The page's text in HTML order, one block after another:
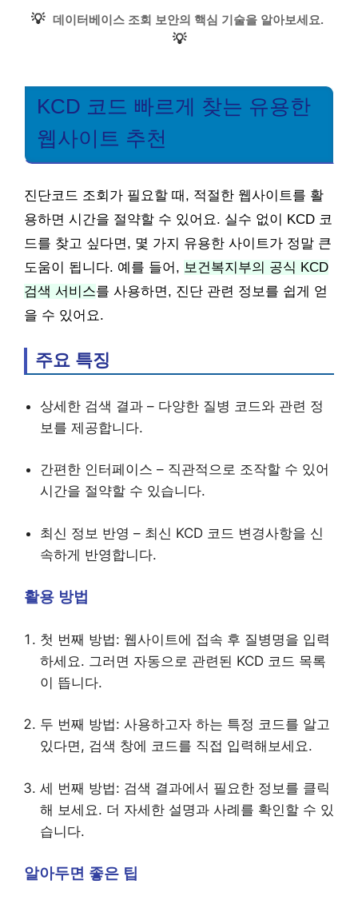
💡 데이터베이스 조회 보안의 핵심 기술을 알아보세요.
💡
KCD 코드 빠르게 찾는 유용한
웹사이트 추천
진단코드 조회가 필요할 때, 적절한 웹사이트를 활
용하면 시간을 절약할 수 있어요. 실수 없이 KCD 코
드를 찾고 싶다면, 몇 가지 유용한 사이트가 정말 큰
도움이 됩니다. 예를 들어, 보건복지부의 공식 KCD
검색 서비스를 사용하면, 진단 관련 정보를 쉽게 얻
을 수 있어요.
주요 특징
상세한 검색 결과 – 다양한 질병 코드와 관련 정
보를 제공합니다.
간편한 인터페이스 – 직관적으로 조작할 수 있어
시간을 절약할 수 있습니다.
최신 정보 반영 – 최신 KCD 코드 변경사항을 신
속하게 반영합니다.
활용 방법
첫 번째 방법: 웹사이트에 접속 후 질병명을 입력
하세요. 그러면 자동으로 관련된 KCD 코드 목록
이 뜹니다.
두 번째 방법: 사용하고자 하는 특정 코드를 알고
있다면, 검색 창에 코드를 직접 입력해보세요.
세 번째 방법: 검색 결과에서 필요한 정보를 클릭
해 보세요. 더 자세한 설명과 사례를 확인할 수 있
습니다.
알아두면 좋은 팁